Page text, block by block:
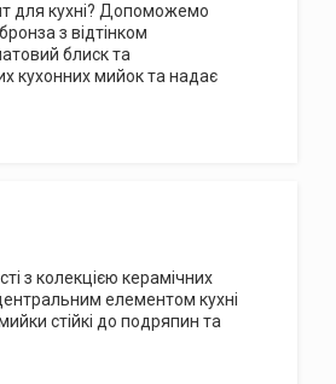
для кухні? Допоможемо
з відтінком
блиск та
кухонних мийок та надає
з колекцією керамічних
елементом кухні
стійкі до подряпин та